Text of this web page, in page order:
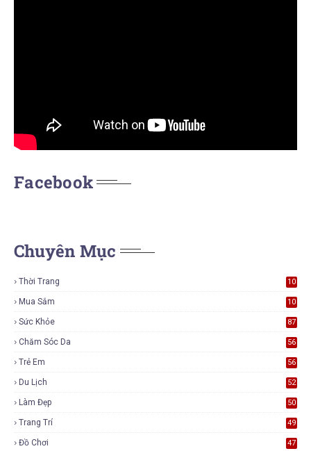
Facebook
Chuyên Mục
Thời Trang
10
Mua Sắm
10
Sức Khỏe 87
Chăm Sóc Da 56
Trẻ Em 56
Du Lịch 52
Làm Đẹp 50
Trang Trí 49
Đồ Chơi 47